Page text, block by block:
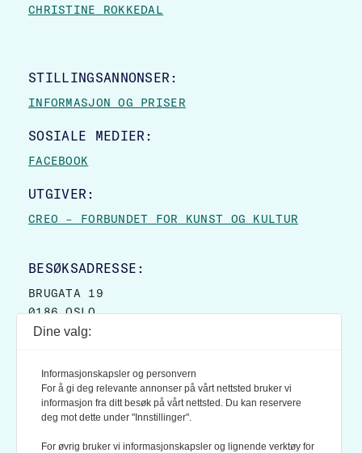
CHRISTINE ROKKEDAL
STILLINGSANNONSER:
INFORMASJON OG PRISER
SOSIALE MEDIER:
FACEBOOK
UTGIVER:
CREO – FORBUNDET FOR KUNST OG KULTUR
BESØKSADRESSE:
BRUGATA 19
0186 OSLO
POSTBOKS 9007 GRØNLAND
0133 OSLO
LES OGSÅ:
KONTEKSTS PERSONVERN-POLICY
Dine valg:
Informasjonskapsler og personvern
For å gi deg relevante annonser på vårt nettsted bruker vi
informasjon fra ditt besøk på vårt nettsted. Du kan reservere
deg mot dette under "Innstillinger".
For øvrig bruker vi informasjonskapsler og lignende verktøy for